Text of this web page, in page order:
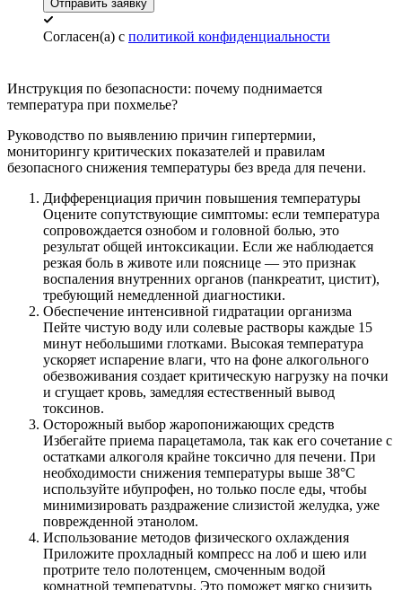
Отправить заявку
Согласен(а) с политикой конфиденциальности
Инструкция по безопасности: почему поднимается
температура при похмелье?
Руководство по выявлению причин гипертермии,
мониторингу критических показателей и правилам
безопасного снижения температуры без вреда для печени.
Дифференциация причин повышения температуры
Оцените сопутствующие симптомы: если температура
сопровождается ознобом и головной болью, это
результат общей интоксикации. Если же наблюдается
резкая боль в животе или пояснице — это признак
воспаления внутренних органов (панкреатит, цистит),
требующий немедленной диагностики.
Обеспечение интенсивной гидратации организма
Пейте чистую воду или солевые растворы каждые 15
минут небольшими глотками. Высокая температура
ускоряет испарение влаги, что на фоне алкогольного
обезвоживания создает критическую нагрузку на почки
и сгущает кровь, замедляя естественный вывод
токсинов.
Осторожный выбор жаропонижающих средств
Избегайте приема парацетамола, так как его сочетание с
остатками алкоголя крайне токсично для печени. При
необходимости снижения температуры выше 38°C
используйте ибупрофен, но только после еды, чтобы
минимизировать раздражение слизистой желудка, уже
поврежденной этанолом.
Использование методов физического охлаждения
Приложите прохладный компресс на лоб и шею или
протрите тело полотенцем, смоченным водой
комнатной температуры. Это поможет мягко снизить